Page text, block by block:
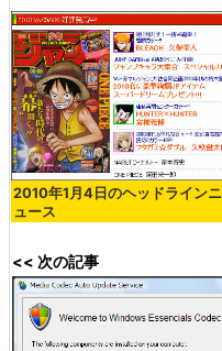
2010年1月4日のヘッドラインニ
ュース
<< 次の記事